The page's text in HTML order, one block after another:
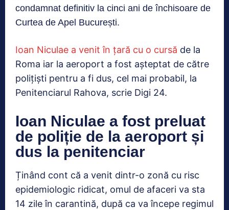
condamnat definitiv la cinci ani de închisoare de
Curtea de Apel București.
Ioan Niculae a venit în țară cu o cursă de la
Roma iar la aeroport a fost așteptat de către
polițiști pentru a fi dus, cel mai probabil, la
Penitenciarul Rahova, scrie Digi 24.
Ioan Niculae a fost preluat
de poliție de la aeroport și
dus la penitenciar
Ținând cont că a venit dintr-o zonă cu risc
epidemiologic ridicat, omul de afaceri va sta
14 zile în carantină, după ca va începe regimul